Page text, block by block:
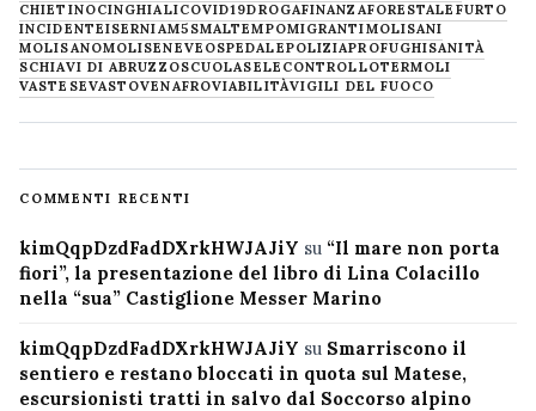
CHIETINOCINGHIALICOVID19DROGAFINANZAFORESTALE FURTO
INCIDENTEISERNIAM5SMALTEMPOMIGRANTIMOLISANI
MOLISANOMOLISENEVE OSPEDALEPOLIZIAPROFUGHISANITÀ
SCHIAVI DI ABRUZZOSCUOLASELECONTROLLOTERMOLI
VASTESEVASTOVENAFROVIABILITÀVIGILI DEL FUOCO
COMMENTI RECENTI
kimQqpDzdFadDXrkHWJAJiY su “Il mare non porta
fiori”, la presentazione del libro di Lina Colacillo
nella “sua” Castiglione Messer Marino
kimQqpDzdFadDXrkHWJAJiY su Smarriscono il
sentiero e restano bloccati in quota sul Matese,
escursionisti tratti in salvo dal Soccorso alpino